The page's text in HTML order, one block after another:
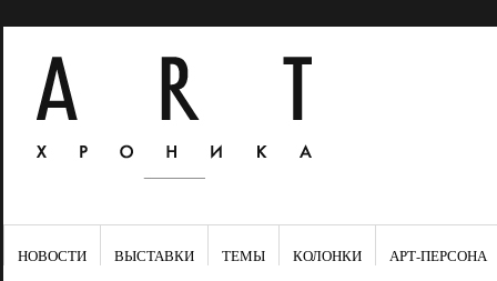
НОВОСТИ ВЫСТАВКИ ТЕМЫ КОЛОНКИ АРТ-ПЕРСОНА